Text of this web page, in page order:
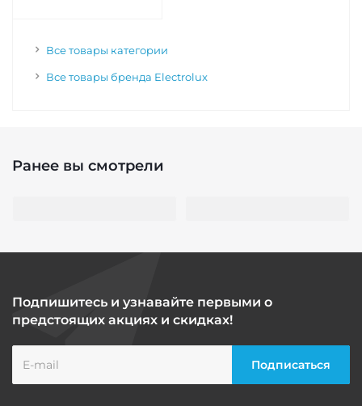
Все товары категории
Все товары бренда Electrolux
Ранее вы смотрели
Подпишитесь и узнавайте первыми о
предстоящих акциях и скидках!